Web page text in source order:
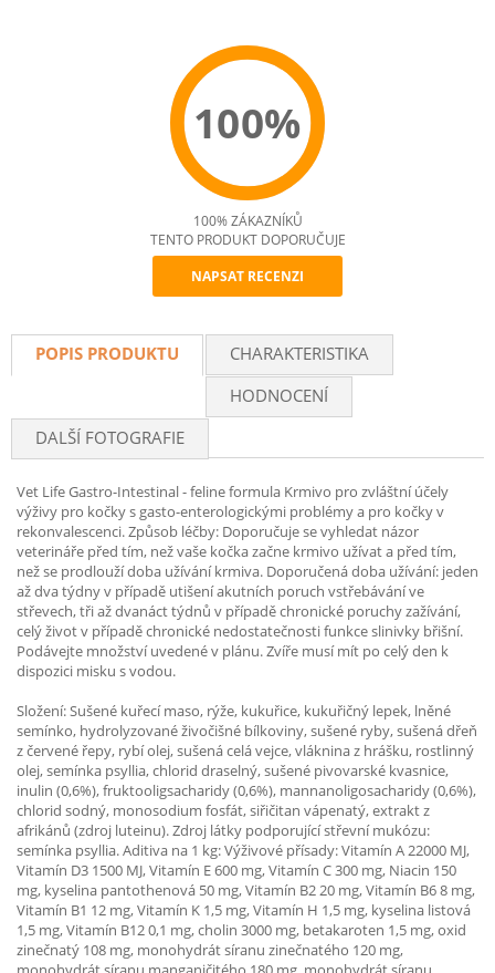
100%
Recommend
100% ZÁKAZNÍKŮ
TENTO PRODUKT DOPORUČUJE
NAPSAT RECENZI
POPIS PRODUKTU
CHARAKTERISTIKA
HODNOCENÍ
DALŠÍ FOTOGRAFIE
Vet Life Gastro-Intestinal - feline formula Krmivo pro zvláštní účely
výživy pro kočky s gasto-enterologickými problémy a pro kočky v
rekonvalescenci. Způsob léčby: Doporučuje se vyhledat názor
veterináře před tím, než vaše kočka začne krmivo užívat a před tím,
než se prodlouží doba užívání krmiva. Doporučená doba užívání: jeden
až dva týdny v případě utišení akutních poruch vstřebávání ve
střevech, tři až dvanáct týdnů v případě chronické poruchy zažívání,
celý život v případě chronické nedostatečnosti funkce slinivky břišní.
Podávejte množství uvedené v plánu. Zvíře musí mít po celý den k
dispozici misku s vodou.
Složení: Sušené kuřecí maso, rýže, kukuřice, kukuřičný lepek, lněné
semínko, hydrolyzované živočišné bílkoviny, sušené ryby, sušená dřeň
z červené řepy, rybí olej, sušená celá vejce, vláknina z hrášku, rostlinný
olej, semínka psyllia, chlorid draselný, sušené pivovarské kvasnice,
inulin (0,6%), fruktooligsacharidy (0,6%), mannanoligosacharidy (0,6%),
chlorid sodný, monosodium fosfát, siřičitan vápenatý, extrakt z
afrikánů (zdroj luteinu). Zdroj látky podporující střevní mukózu:
semínka psyllia. Aditiva na 1 kg: Výživové přísady: Vitamín A 22000 MJ,
Vitamín D3 1500 MJ, Vitamín E 600 mg, Vitamín C 300 mg, Niacin 150
mg, kyselina pantothenová 50 mg, Vitamín B2 20 mg, Vitamín B6 8 mg,
Vitamín B1 12 mg, Vitamín K 1,5 mg, Vitamín H 1,5 mg, kyselina listová
1,5 mg, Vitamín B12 0,1 mg, cholin 3000 mg, betakaroten 1,5 mg, oxid
zinečnatý 108 mg, monohydrát síranu zinečnatého 120 mg,